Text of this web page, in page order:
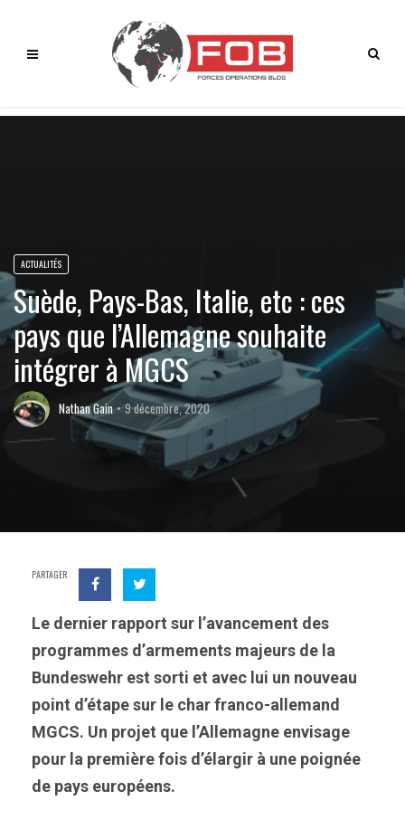
ACTUALITÉS
Suède, Pays-Bas, Italie, etc : ces
pays que l’Allemagne souhaite
intégrer à MGCS
Nathan Gain 9 décembre, 2020
PARTAGER
Le dernier rapport sur l’avancement des
programmes d’armements majeurs de la
Bundeswehr est sorti et avec lui un nouveau
point d’étape sur le char franco-allemand
MGCS. Un projet que l’Allemagne envisage
pour la première fois d’élargir à une poignée
de pays européens.